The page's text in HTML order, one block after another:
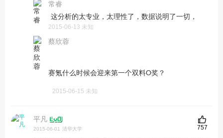
常睿
这分析的太专业，太理性了，数据说明了一切，
2015-06-13 未知
蔡欣蓉
赛氪什么时候会迎来第一个双料O奖？
2015-06-15 未知
平凡
2015-06-01 清华大学 757